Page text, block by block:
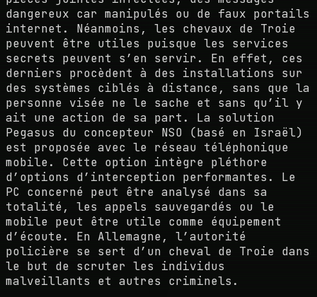
dangereux car manipulés ou de faux portails
internet. Néanmoins, les chevaux de Troie
peuvent être utiles puisque les services
secrets peuvent s’en servir. En effet, ces
derniers procèdent à des installations sur
des systèmes ciblés à distance, sans que la
personne visée ne le sache et sans qu’il y
ait une action de sa part. La solution
Pegasus du concepteur NSO (basé en Israël)
est proposée avec le réseau téléphonique
mobile. Cette option intègre pléthore
d’options d’interception performantes. Le
PC concerné peut être analysé dans sa
totalité, les appels sauvegardés ou le
mobile peut être utile comme équipement
d’écoute. En Allemagne, l’autorité
policière se sert d’un cheval de Troie dans
le but de scruter les individus
malveillants et autres criminels.